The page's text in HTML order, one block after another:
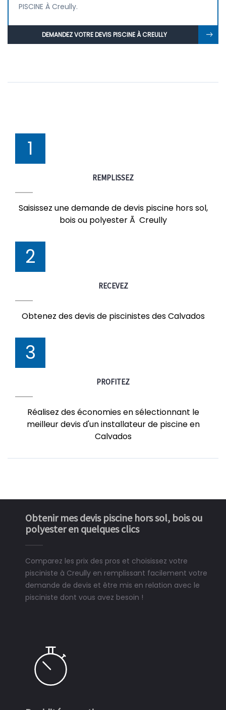
PISCINE À Creully.
DEMANDEZ VOTRE DEVIS PISCINE À CREULLY
1
REMPLISSEZ
Saisissez une demande de devis piscine hors sol,
bois ou polyester Ã Creully
2
RECEVEZ
Obtenez des devis de piscinistes des Calvados
3
PROFITEZ
Réalisez des économies en sélectionnant le
meilleur devis d'un installateur de piscine en
Calvados
Obtenir mes devis piscine hors sol, bois ou
polyester en quelques clics
Comparez les prix des pros et choisissez votre
pisciniste à Creully en remplissant facilement votre
demande de devis et être mis en relation avec le
pisciniste dont vous avez besoin !